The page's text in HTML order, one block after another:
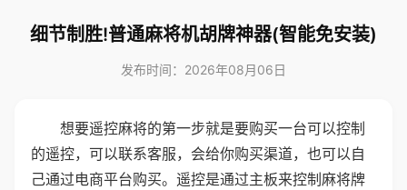
细节制胜!普通麻将机胡牌神器(智能免安装)
发布时间：2026年08月06日
想要遥控麻将的第一步就是要购买一台可以控制
的遥控，可以联系客服，会给你购买渠道，也可以自
己通过电商平台购买。遥控是通过主板来控制麻将牌